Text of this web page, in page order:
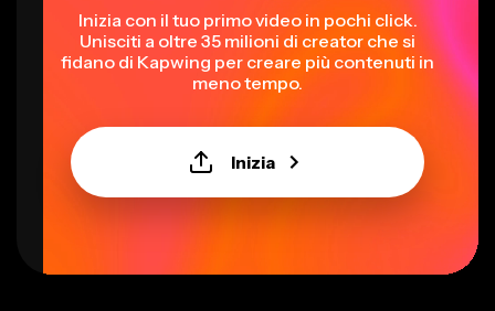
Inizia con il tuo primo video in pochi click.
Unisciti a oltre 35 milioni di creator che si
fidano di Kapwing per creare più contenuti in
meno tempo.
Inizia